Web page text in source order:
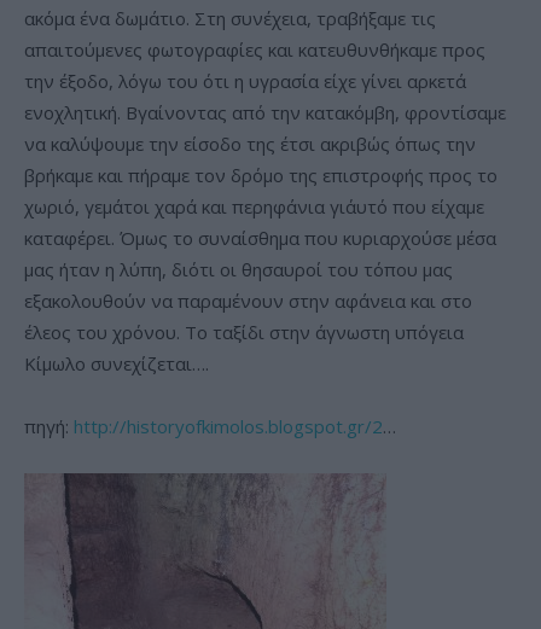
ακόμα ένα δωμάτιο. Στη συνέχεια, τραβήξαμε τις
απαιτούμενες φωτογραφίες και κατευθυνθήκαμε προς
την έξοδο, λόγω του ότι η υγρασία είχε γίνει αρκετά
ενοχλητική. Βγαίνοντας από την κατακόμβη, φροντίσαμε
να καλύψουμε την είσοδο της έτσι ακριβώς όπως την
βρήκαμε και πήραμε τον δρόμο της επιστροφής προς το
χωριό, γεμάτοι χαρά και περηφάνια γι΄αυτό που είχαμε
καταφέρει. Όμως το συναίσθημα που κυριαρχούσε μέσα
μας ήταν η λύπη, διότι οι θησαυροί του τόπου μας
εξακολουθούν να παραμένουν στην αφάνεια και στο
έλεος του χρόνου. Το ταξίδι στην άγνωστη υπόγεια
Κίμωλο συνεχίζεται….
πηγή: http://historyofkimolos.blogspot.gr/2…